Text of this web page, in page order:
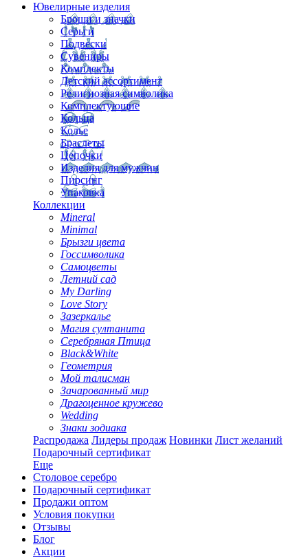
Ювелирные изделия
Броши и значки
Серьги
Подвески
Сувениры
Комплекты
Детский ассортимент
Религиозная символика
Комплектующие
Кольца
Колье
Браслеты
Цепочки
Изделия для мужчин
Пирсинг
Упаковка
Коллекции
Mineral
Minimal
Брызги цвета
Госсимволика
Самоцветы
Летний сад
My Darling
Love Story
Зазеркалье
Магия султанита
Серебряная Птица
Black&White
Геометрия
Мой талисман
Зачарованный мир
Драгоценное кружево
Wedding
Знаки зодиака
Распродажа Лидеры продаж Новинки Лист желаний
Подарочный сертификат
Еще
Столовое серебро
Подарочный сертификат
Продажи оптом
Условия покупки
Отзывы
Блог
Акции